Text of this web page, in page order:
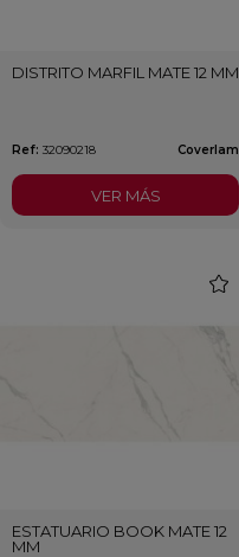
DISTRITO MARFIL MATE 12 MM
Ref: 32090218 Coverlam
VER MÁS
ESTATUARIO BOOK MATE 12
MM